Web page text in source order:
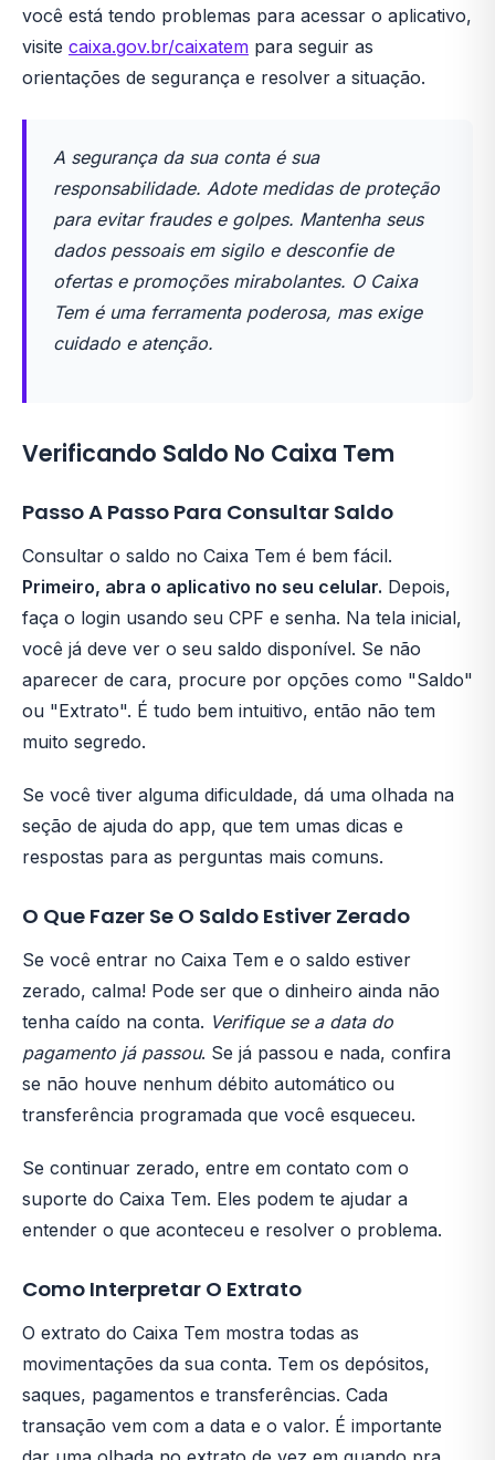
você está tendo problemas para acessar o aplicativo,
visite caixa.gov.br/caixatem para seguir as
orientações de segurança e resolver a situação.
A segurança da sua conta é sua
responsabilidade. Adote medidas de proteção
para evitar fraudes e golpes. Mantenha seus
dados pessoais em sigilo e desconfie de
ofertas e promoções mirabolantes. O Caixa
Tem é uma ferramenta poderosa, mas exige
cuidado e atenção.
Verificando Saldo No Caixa Tem
Passo A Passo Para Consultar Saldo
Consultar o saldo no Caixa Tem é bem fácil.
Primeiro, abra o aplicativo no seu celular. Depois,
faça o login usando seu CPF e senha. Na tela inicial,
você já deve ver o seu saldo disponível. Se não
aparecer de cara, procure por opções como "Saldo"
ou "Extrato". É tudo bem intuitivo, então não tem
muito segredo.
Se você tiver alguma dificuldade, dá uma olhada na
seção de ajuda do app, que tem umas dicas e
respostas para as perguntas mais comuns.
O Que Fazer Se O Saldo Estiver Zerado
Se você entrar no Caixa Tem e o saldo estiver
zerado, calma! Pode ser que o dinheiro ainda não
tenha caído na conta. Verifique se a data do
pagamento já passou. Se já passou e nada, confira
se não houve nenhum débito automático ou
transferência programada que você esqueceu.
Se continuar zerado, entre em contato com o
suporte do Caixa Tem. Eles podem te ajudar a
entender o que aconteceu e resolver o problema.
Como Interpretar O Extrato
O extrato do Caixa Tem mostra todas as
movimentações da sua conta. Tem os depósitos,
saques, pagamentos e transferências. Cada
transação vem com a data e o valor. É importante